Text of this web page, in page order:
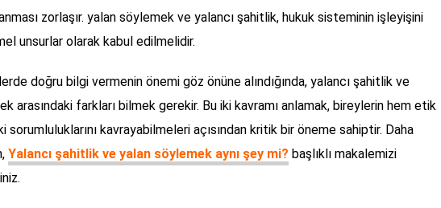
zorlaşır. yalan söylemek ve yalancı şahitlik, hukuk sisteminin işleyişini
unsurlar olarak kabul edilmelidir.
doğru bilgi vermenin önemi göz önüne alındığında, yalancı şahitlik ve
arasındaki farkları bilmek gerekir. Bu iki kavramı anlamak, bireylerin hem etik
sorumluluklarını kavrayabilmeleri açısından kritik bir öneme sahiptir. Daha
Yalancı şahitlik ve yalan söylemek aynı şey mi? başlıklı makalemizi